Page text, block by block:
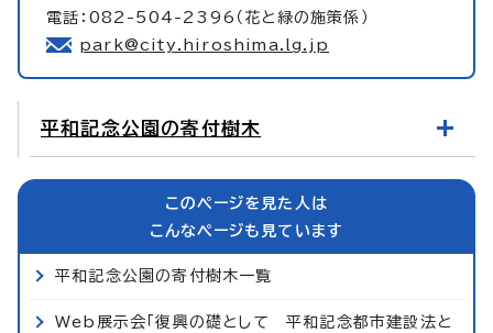
電話：082-504-2396（花と緑の施策係）
park@city.hiroshima.lg.jp
平和記念公園の寄付樹木
このページを見た人は
こんなページも見ています
平和記念公園の寄付樹木一覧
Web展示会「復興の礎として 平和記念都市建設法と